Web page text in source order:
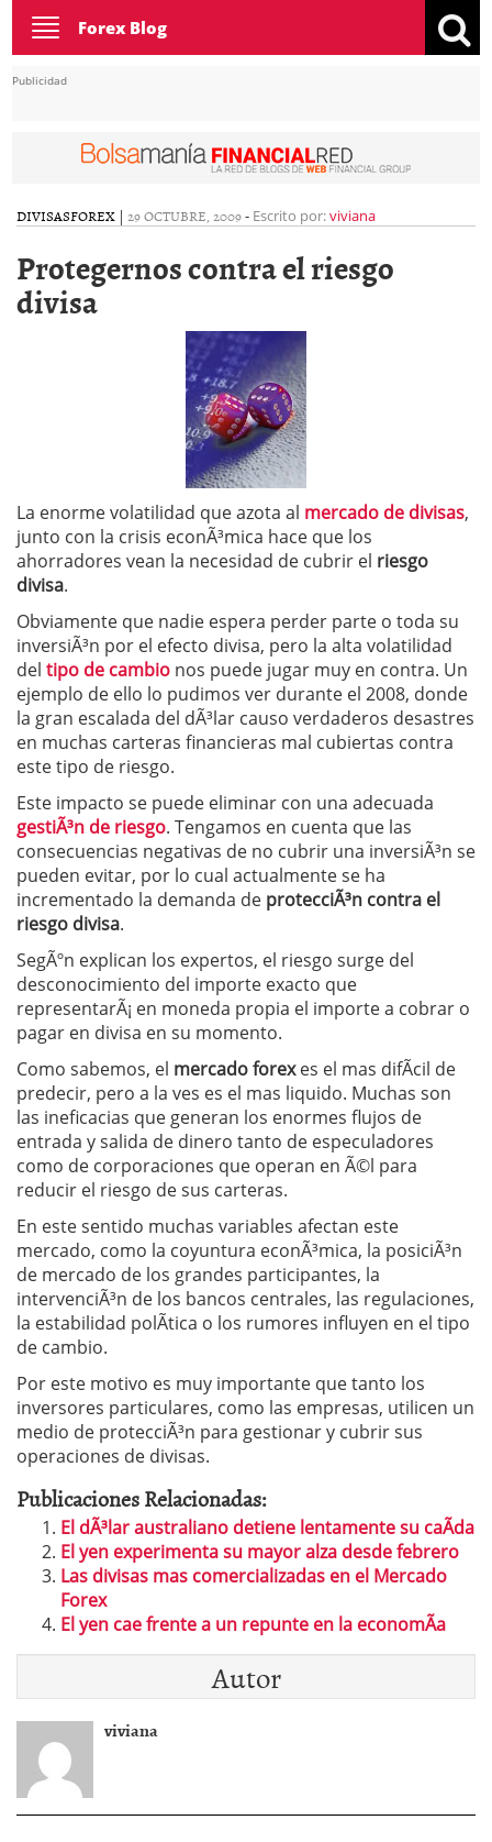
Toggle
navigation
Forex Blog
Publicidad
DIVISASFOREX | 29 OCTUBRE, 2009- Escrito por:viviana
Protegernos contra el riesgo
divisa
La enorme volatilidad que azota al mercado de divisas,
junto con la crisis econÃ³mica hace que los
ahorradores vean la necesidad de cubrir el riesgo
divisa.
Obviamente que nadie espera perder parte o toda su
inversiÃ³n por el efecto divisa, pero la alta volatilidad
del tipo de cambio nos puede jugar muy en contra. Un
ejemplo de ello lo pudimos ver durante el 2008, donde
la gran escalada del dÃ³lar causo verdaderos desastres
en muchas carteras financieras mal cubiertas contra
este tipo de riesgo.
Este impacto se puede eliminar con una adecuada
gestiÃ³n de riesgo. Tengamos en cuenta que las
consecuencias negativas de no cubrir una inversiÃ³n se
pueden evitar, por lo cual actualmente se ha
incrementado la demanda de protecciÃ³n contra el
riesgo divisa.
SegÃºn explican los expertos, el riesgo surge del
desconocimiento del importe exacto que
representarÃ¡ en moneda propia el importe a cobrar o
pagar en divisa en su momento.
Como sabemos, el mercado forexes el mas difÃ­cil de
predecir, pero a la ves es el mas liquido. Muchas son
las ineficacias que generan los enormes flujos de
entrada y salida de dinero tanto de especuladores
como de corporaciones que operan en Ã©l para
reducir el riesgo de sus carteras.
En este sentido muchas variables afectan este
mercado, como la coyuntura econÃ³mica, la posiciÃ³n
de mercado de los grandes participantes, la
intervenciÃ³n de los bancos centrales, las regulaciones,
la estabilidad polÃ­tica o los rumores influyen en el tipo
de cambio.
Por este motivo es muy importante que tanto los
inversores particulares, como las empresas, utilicen un
medio de protecciÃ³n para gestionar y cubrir sus
operaciones de divisas.
Publicaciones Relacionadas:
El dÃ³lar australiano detiene lentamente su caÃ­da
El yen experimenta su mayor alza desde febrero
Las divisas mas comercializadas en el Mercado
Forex
El yen cae frente a un repunte en la economÃ­a
Autor
viviana